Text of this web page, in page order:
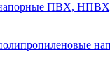
ПВХ, НПВХ,